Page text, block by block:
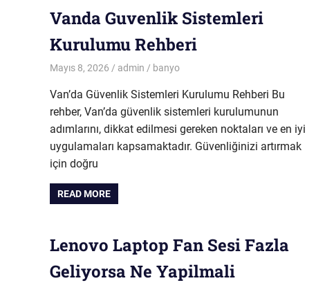
Vanda Guvenlik Sistemleri
Kurulumu Rehberi
Mayıs 8, 2026 admin banyo
Van’da Güvenlik Sistemleri Kurulumu Rehberi Bu
rehber, Van’da güvenlik sistemleri kurulumunun
adımlarını, dikkat edilmesi gereken noktaları ve en iyi
uygulamaları kapsamaktadır. Güvenliğinizi artırmak
için doğru
READ MORE
Lenovo Laptop Fan Sesi Fazla
Geliyorsa Ne Yapilmali